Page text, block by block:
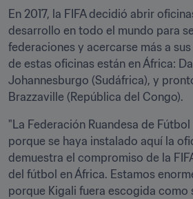
En 2017, la FIFA decidió abrir
desarrollo en todo el mundo para
federaciones y acercarse más a
de estas oficinas están en África:
Johannesburgo (Sudáfrica), y
Brazzaville (República del Congo).
"La Federación Ruandesa de
porque se haya instalado aquí la
demuestra el compromiso de la
del fútbol en África. Estamos
porque Kigali fuera escogida como